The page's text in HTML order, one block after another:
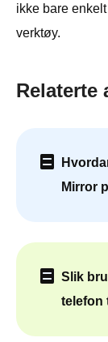
ikke bare
verktøy.
Relaterte
Mirror
Slik
telefon